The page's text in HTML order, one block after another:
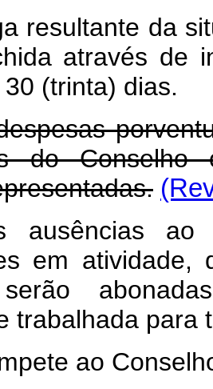
resultante da
através de
(trinta) dias.
do Conselho
ao
em atividade,
trabalhada para
ao